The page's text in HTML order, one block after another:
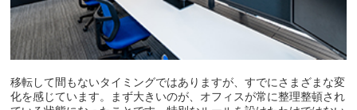
移転して間もないタイミングではありますが、すでにさまざまな変
化を感じています。まず大きいのが、オフィスが常に整理整頓され